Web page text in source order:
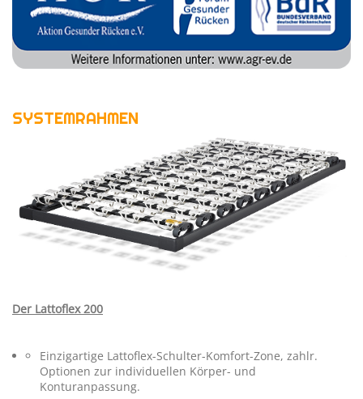
Klassische Kissen
Kissen & Decken Dormiente
Novamobili
Cinquanta3
MIOTTO
Spiegel
Lampen
SYSTEMRAHMEN
Der Lattoflex 200
Einzigartige Lattoflex-Schulter-Komfort-Zone, zahlr.
Optionen zur individuellen Körper- und
Konturanpassung.